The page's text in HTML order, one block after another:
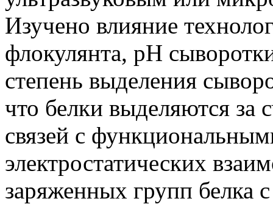
Изучено влияние
флокулянта, pH
степень выделения
что белки выделяются за
связей с
электростатических
заряженных групп белка